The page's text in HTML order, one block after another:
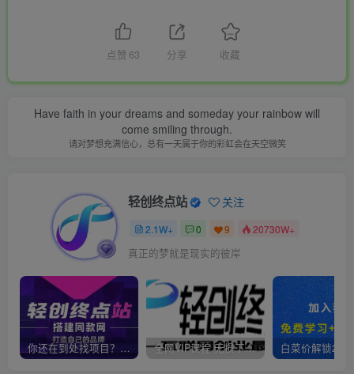
点赞 63 分享 收藏
Have faith in your dreams and someday your rainbow will
come smiling through.
请对梦想充满信心，总有一天属于你的彩虹会在天空微笑
轻创终点站 关注
2.1W+ 0 9 20730W+
真正的梦就是现实的彼岸
你还在到处找项目？还在当韭菜？我靠卖项目一个月收入5万+，曾经我也是个失败者。 全网VIP课程 无损下载~